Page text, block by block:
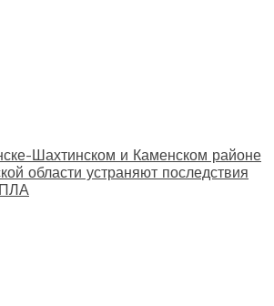
Шахтинском и Каменском районе
области устраняют последствия